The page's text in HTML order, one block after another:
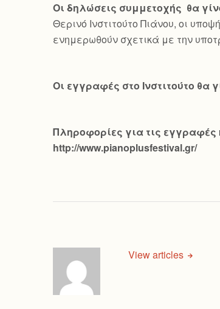
Οι δηλώσεις συμμετοχής θα
Θερινό Ινστιτούτο Πιάνου, οι
ενημερωθούν σχετικά με την
Οι εγγραφές στο Ινστιτούτο θα
Πληροφορίες για τις εγγραφές
http://www.pianoplusfestival.gr/
View articles